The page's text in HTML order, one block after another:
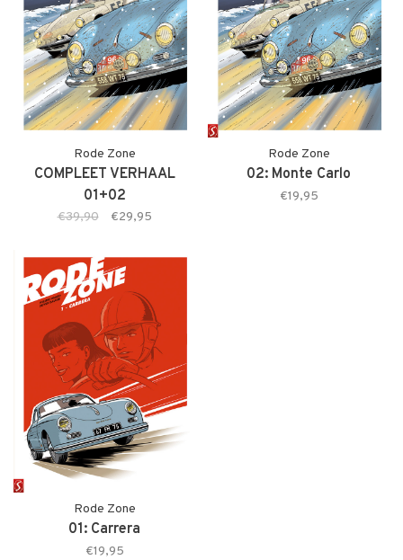
Rode Zone
COMPLEET VERHAAL
01+02
€39,90 €29,95
Rode Zone
02: Monte Carlo
€19,95
Rode Zone
01: Carrera
€19,95